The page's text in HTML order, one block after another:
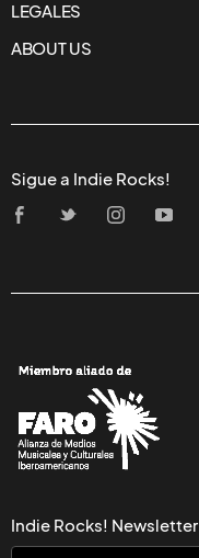
LEGALES
ABOUT US
Sigue a Indie Rocks!
Indie Rocks! Newsletter